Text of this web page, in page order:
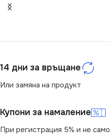
220V
ЦОКЪЛ E27
14 дни за връщане
Или замяна на продукт
Купони за намаление
При регистрация 5% и не само